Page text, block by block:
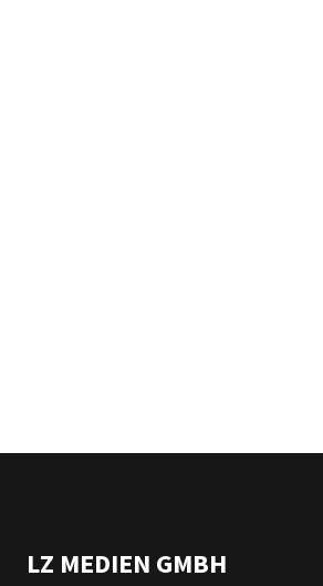
LZ MEDIEN GMBH